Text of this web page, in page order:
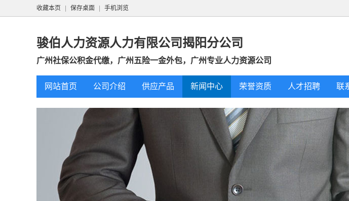
收藏本页 保存桌面 手机浏览
骏伯人力资源人力有限公司揭阳分公司
广州社保公积金代缴，广州五险一金外包，广州专业人力资源公司
网站首页 公司介绍 供应产品 新闻中心 荣誉资质 人才招聘 联